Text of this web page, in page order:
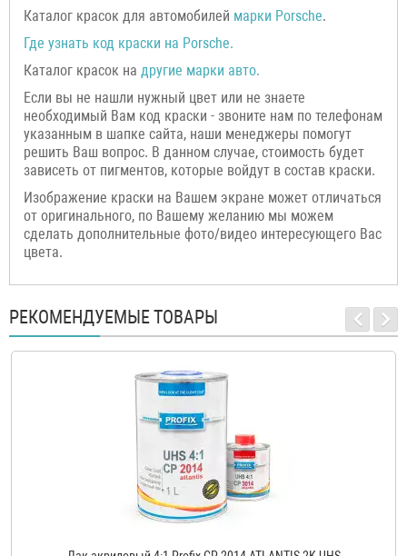
Каталог красок для автомобилей марки Porsche.
Где узнать код краски на Porsche.
Каталог красок на другие марки авто.
Если вы не нашли нужный цвет или не знаете
необходимый Вам код краски - звоните нам по телефонам
указанным в шапке сайта, наши менеджеры помогут
решить Ваш вопрос. В данном случае, стоимость будет
зависеть от пигментов, которые войдут в состав краски.
Изображение краски на Вашем экране может отличаться
от оригинального, по Вашему желанию мы можем
сделать дополнительные фото/видео интересующего Вас
цвета.
РЕКОМЕНДУЕМЫЕ ТОВАРЫ